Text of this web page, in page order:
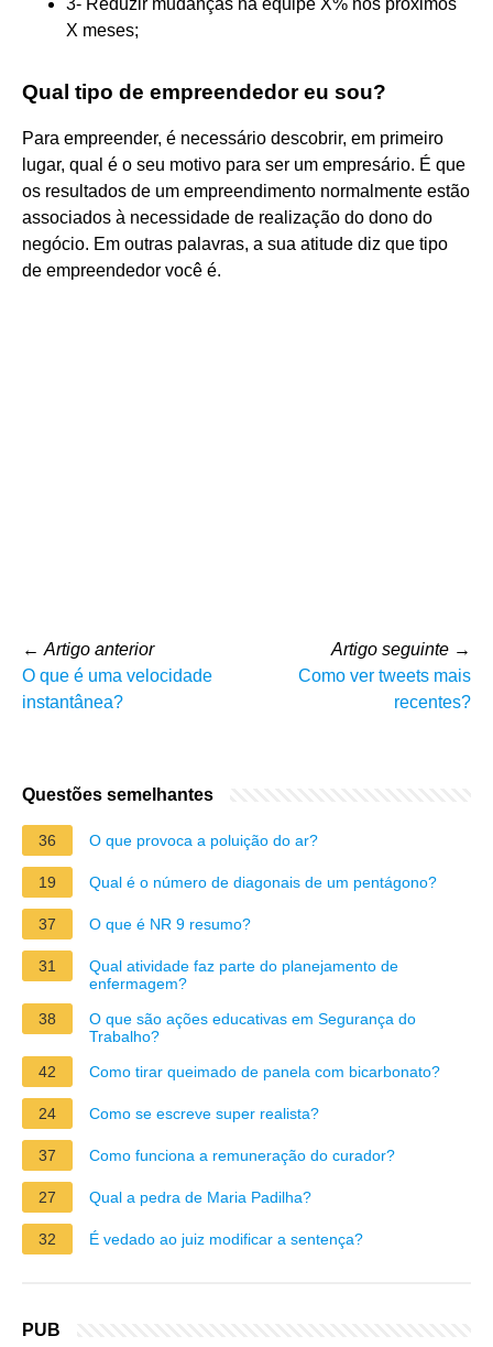
X meses;
Qual tipo de empreendedor eu sou?
Para empreender, é necessário descobrir, em primeiro
lugar, qual é o seu motivo para ser um empresário. É que
os resultados de um empreendimento normalmente estão
associados à necessidade de realização do dono do
negócio. Em outras palavras, a sua atitude diz que tipo
de empreendedor você é.
← Artigo anterior
O que é uma velocidade
instantânea?
Artigo seguinte →
Como ver tweets mais
recentes?
Questões semelhantes
36 O que provoca a poluição do ar?
19 Qual é o número de diagonais de um pentágono?
37 O que é NR 9 resumo?
31
Qual atividade faz parte do planejamento de
enfermagem?
38
O que são ações educativas em Segurança do
Trabalho?
42
Como tirar queimado de panela com bicarbonato?
24 Como se escreve super realista?
37 Como funciona a remuneração do curador?
27 Qual a pedra de Maria Padilha?
32 É vedado ao juiz modificar a sentença?
PUB